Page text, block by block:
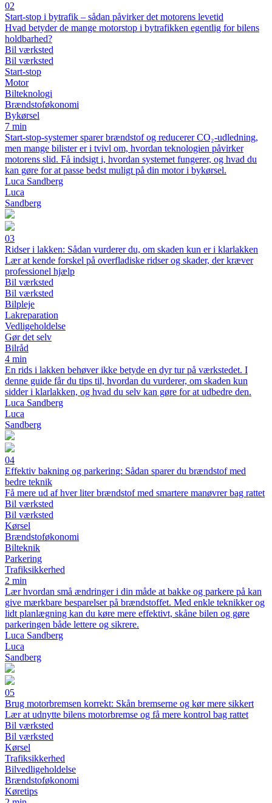
02
Start-stop i bytrafik – sådan påvirker det motorens levetid
Hvad betyder de mange motorstop i bytrafikken egentlig for bilens
holdbarhed?
Bil værksted
Bil værksted
Start-stop
Motor
Bilteknologi
Brændstoføkonomi
Bykørsel
7 min
Start-stop-systemer sparer brændstof og reducerer CO₂-udledning,
men mange bilister er i tvivl om, hvordan teknologien påvirker
motorens slid. Få indsigt i, hvordan systemet fungerer, og hvad du
kan gøre for at passe bedst muligt på din motor i bykørsel.
Luca Sandberg
Luca
Sandberg
03
Ridser i lakken: Sådan vurderer du, om skaden kun er i klarlakken
Lær at kende forskel på overfladiske ridser og skader, der kræver
professionel hjælp
Bil værksted
Bil værksted
Bilpleje
Lakreparation
Vedligeholdelse
Gør det selv
Bilråd
4 min
En rids i lakken behøver ikke betyde en dyr tur på værkstedet. I
denne guide får du tips til, hvordan du vurderer, om skaden kun
sidder i klarlakken, og hvad du selv kan gøre for at udbedre den.
Luca Sandberg
Luca
Sandberg
04
Effektiv bakning og parkering: Sådan sparer du brændstof med
bedre teknik
Få mere ud af hver liter brændstof med smartere manøvrer bag rattet
Bil værksted
Bil værksted
Kørsel
Brændstoføkonomi
Bilteknik
Parkering
Trafiksikkerhed
2 min
Lær hvordan små ændringer i din måde at bakke og parkere på kan
give mærkbare besparelser på brændstoffet. Med enkle teknikker og
lidt planlægning kan du køre mere effektivt, skåne bilen og gøre
parkeringen både lettere og sikrere.
Luca Sandberg
Luca
Sandberg
05
Brug motorbremsen korrekt: Skån bremserne og kør mere sikkert
Lær at udnytte bilens motorbremse og få mere kontrol bag rattet
Bil værksted
Bil værksted
Kørsel
Trafiksikkerhed
Bilvedligeholdelse
Brændstoføkonomi
Køretips